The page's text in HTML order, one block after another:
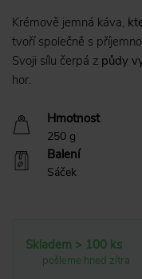
Krémově jemná káva,
tvoří společně s
Svoji sílu čerpá z půdy
hor.
Hmotnost
250 g
Balení
Sáček
Skladem > 100 ks
pošleme hned zítra